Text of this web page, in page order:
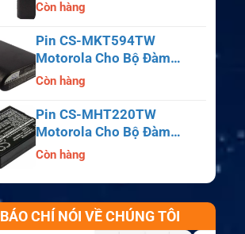
APX8000, SRX2200
Còn hàng
Pin CS-MKT594TW
Motorola Cho Bộ Đàm
Astro Saber, MX1000,
Còn hàng
Pin CS-MHT220TW
Motorola Cho Bộ Đàm
MT700, HT210, HT220,
Còn hàng
BÁO CHÍ NÓI VỀ CHÚNG TÔI